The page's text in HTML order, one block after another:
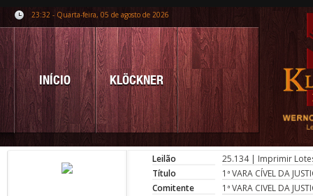
23:32 - Quarta-feira, 05 de agosto de 2026
INÍCIO KLÖCKNER
Leilão 25.134| Imprimir
Título
1ª VARA CÍVEL DA
Comitente
1ª VARA CIVEL DA